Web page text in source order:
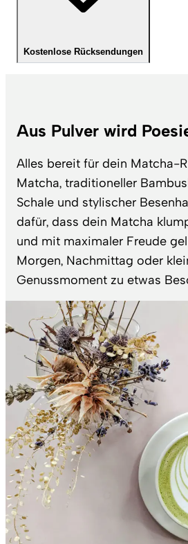
Kostenlose Rücksendungen
Aus Pulver wird
Alles bereit für dein Matcha-
Matcha, traditioneller
Schale und stylischer
dafür, dass dein Matcha
und mit maximaler Freude
Morgen, Nachmittag oder
Genussmoment zu etwas